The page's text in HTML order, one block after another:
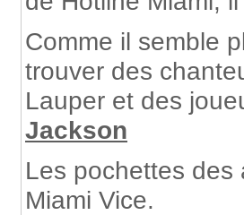
Comme il semble
trouver des
Lauper et des
Jackson
Les pochettes des
Miami Vice.